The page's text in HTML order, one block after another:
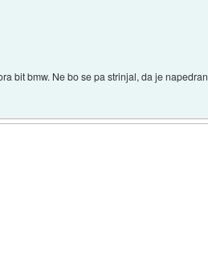
bit bmw. Ne bo se pa strinjal, da je napedran